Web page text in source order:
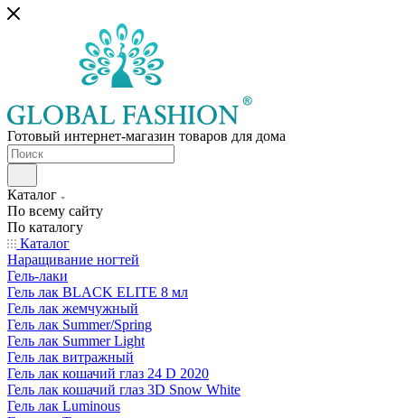
Готовый интернет-магазин товаров для дома
Каталог
По всему сайту
По каталогу
Каталог
Наращивание ногтей
Гель-лаки
Гель лак BLACK ELITE 8 мл
Гель лак жемчужный
Гель лак Summer/Spring
Гель лак Summer Light
Гель лак витражный
Гель лак кошачий глаз 24 D 2020
Гель лак кошачий глаз 3D Snow White
Гель лак Luminous